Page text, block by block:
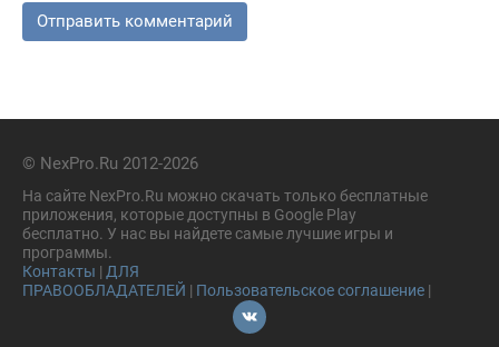
© NexPro.Ru 2012-2026
На сайте NexPro.Ru можно скачать только бесплатные
приложения, которые доступны в Google Play
бесплатно. У нас вы найдете самые лучшие игры и
программы.
Контакты | ДЛЯ
ПРАВООБЛАДАТЕЛЕЙ | Пользовательское соглашение |